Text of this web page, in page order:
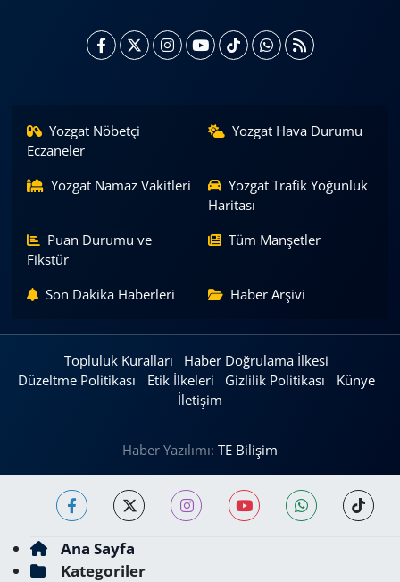
Yozgat Nöbetçi
Eczaneler
Yozgat Hava Durumu
Yozgat Namaz Vakitleri
Yozgat Trafik Yoğunluk
Haritası
Puan Durumu ve
Fikstür
Tüm Manşetler
Son Dakika Haberleri Haber Arşivi
Topluluk Kuralları
Haber Doğrulama İlkesi
Düzeltme Politikası
Etik İlkeleri Gizlilik Politikası
Künye
İletişim
Haber Yazılımı: TE Bilişim
Ana Sayfa
Kategoriler